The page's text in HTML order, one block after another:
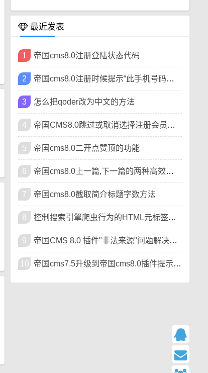
最近发表
1 帝国cms8.0注册登陆状态代码
2 帝国cms8.0注册时候提示“此手机号码已被注册”
3 怎么把qoder改为中文的方法
4 帝国CMS8.0跳过或取消选择注册会员类型方法
5 帝国cms8.0二开点赞顶的功能
6 帝国cms8.0上一篇,下一篇的两种高效写法可扩展样式
7 帝国cms8.0截取简介标题字数方法
8 控制搜索引擎爬虫行为的HTML元标签（meta标签）
9 帝国CMS 8.0 插件"非法来源"问题解决教程
10 帝国cms7.5升级到帝国cms8.0插件提示"非法来源"的方法